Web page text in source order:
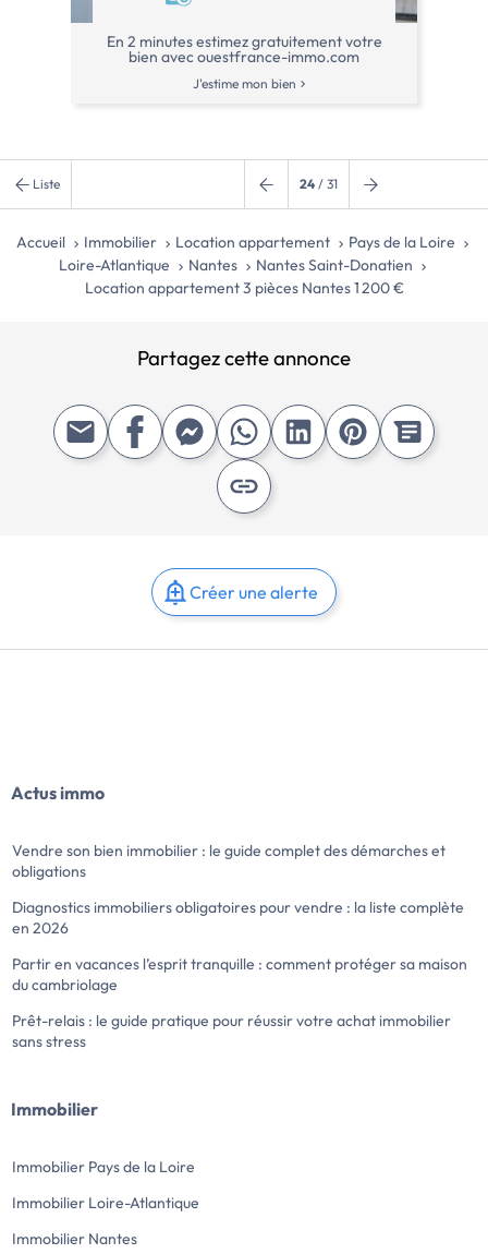
sur charges 130 €/mois, […] Voir
En 2 minutes estimez gratuitement votre
bien avec ouestfrance-immo.com
J'estime mon bien
Liste 24 / 31
Accueil Immobilier Location appartement
Pays de la Loire
Loire-Atlantique
Nantes
Nantes Saint-Donatien
Location appartement 3 pièces Nantes 1 200 €
Partagez cette annonce
Créer une alerte
Actus immo
Vendre son bien immobilier : le guide complet des démarches et
obligations
Diagnostics immobiliers obligatoires pour vendre : la liste complète
en 2026
Partir en vacances l’esprit tranquille : comment protéger sa maison
du cambriolage
Prêt-relais : le guide pratique pour réussir votre achat immobilier
sans stress
Immobilier
Immobilier Pays de la Loire
Immobilier Loire-Atlantique
Immobilier Nantes